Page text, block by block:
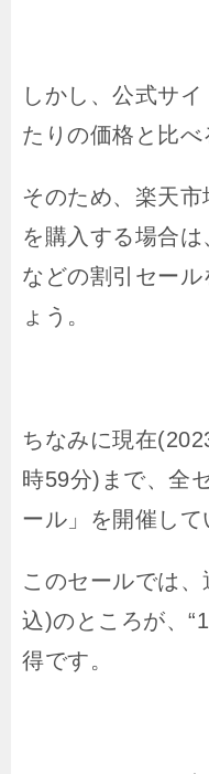
しかし、公式サ
たりの価格と比べ
そのため、楽天
を購入する場合
などの割引セー
ょう。
ちなみに現在
時59分)まで、全
ール」を開催して
このセールでは
込)のところが、
得です。